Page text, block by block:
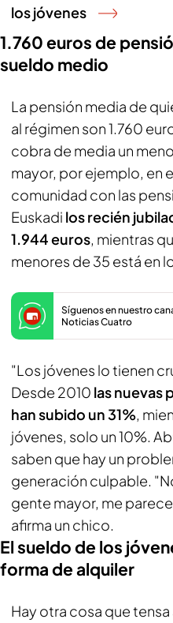
los jóvenes
1.760 euros de
sueldo medio
La pensión media de
al régimen son 1.760
cobra de media un
mayor, por ejemplo, en
comunidad con las
Euskadi los recién
1.944 euros, mientras
menores de 35 está en
Síguenos en nuestro
Noticias Cuatro
"Los jóvenes lo tienen
Desde 2010 las nuevas
han subido un 31%,
jóvenes, solo un 10%.
saben que hay un
generación culpable.
gente mayor, me
afirma un chico.
El sueldo de los
forma de alquiler
Hay otra cosa que tensa